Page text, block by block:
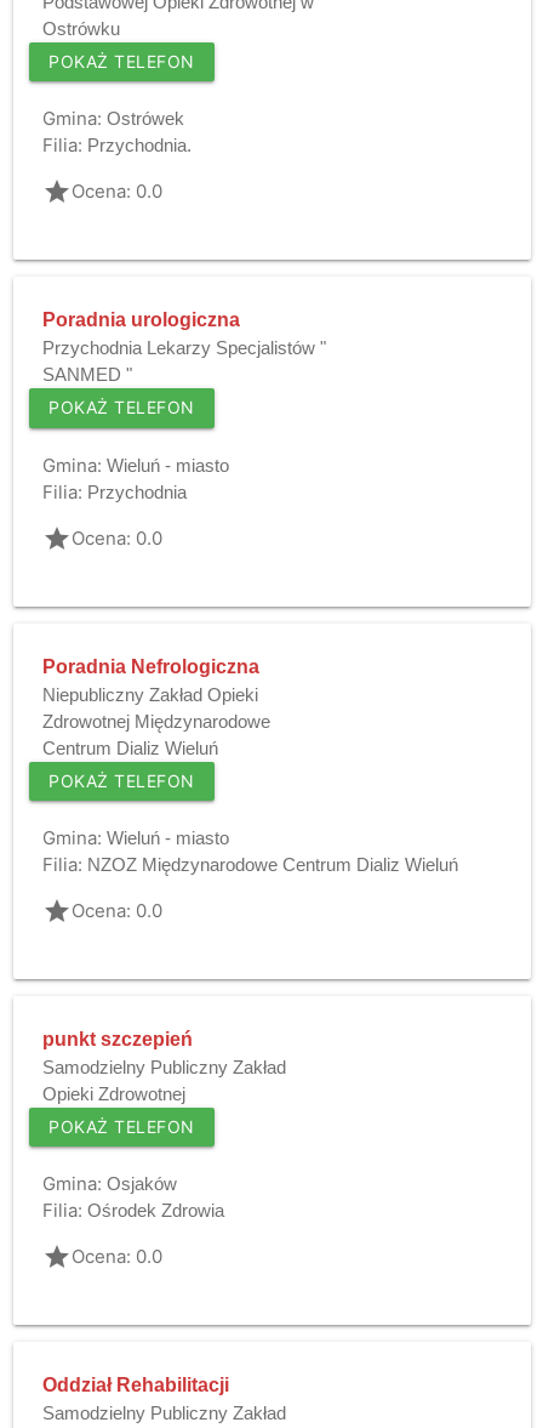
Ostrówku
POKAŻ TELEFON
Gmina: Ostrówek
Filia: Przychodnia.
gradeOcena: 0.0
Poradnia urologiczna
Przychodnia Lekarzy Specjalistów "
SANMED "
POKAŻ TELEFON
Gmina: Wieluń - miasto
Filia: Przychodnia
gradeOcena: 0.0
Poradnia Nefrologiczna
Niepubliczny Zakład Opieki
Zdrowotnej Międzynarodowe
Centrum Dializ Wieluń
POKAŻ TELEFON
Gmina: Wieluń - miasto
Filia: NZOZ Międzynarodowe Centrum Dializ Wieluń
gradeOcena: 0.0
punkt szczepień
Samodzielny Publiczny Zakład
Opieki Zdrowotnej
POKAŻ TELEFON
Gmina: Osjaków
Filia: Ośrodek Zdrowia
gradeOcena: 0.0
Oddział Rehabilitacji
Samodzielny Publiczny Zakład